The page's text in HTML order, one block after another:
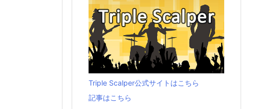
Triple Scalper公式サイトはこちら
記事はこちら